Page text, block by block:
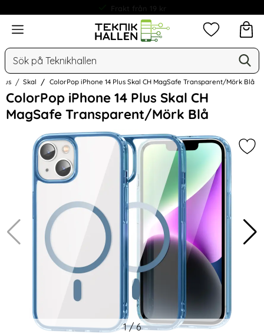
Frakt från 19 kr
Meny
Sök
Mina
Skal ColorPop iPhone 14 Plus Skal CH MagSafe Transparent/Mörk Blå
ColorPop iPhone 14 Plus Skal CH
MagSafe Transparent/Mörk Blå
Hoppa
över
Bilder
1/6